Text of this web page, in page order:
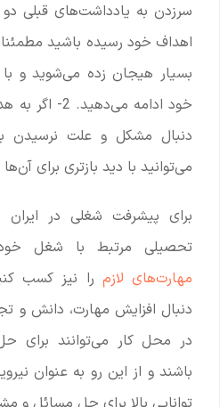
اهداف خود رسیده باشید
بسیار هیجان زده می‌شوید و
خود ادامه
دنبال مشکل و علت نرسیدن
می‌توانید با دید بازتری برای
برای پیشرفت شغلی در ایران
تحصیلی مرتبط با شغل
مهارت‌های لازم را نیز کسب
دنبال افزایش مهارت، دانش و
در محل کار می‌توانند برای
باشند و از این رو به عنوان